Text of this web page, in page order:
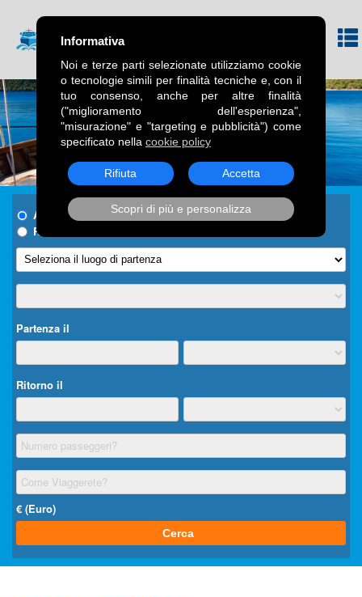
Informativa
Noi e terze parti selezionate utilizziamo cookie
o tecnologie simili per finalità tecniche e, con il
tuo consenso, anche per altre finalità
("miglioramento dell'esperienza",
"misurazione" e "targeting e pubblicità") come
specificato nella cookie policy
Rifiuta Accetta
Scopri di più e personalizza